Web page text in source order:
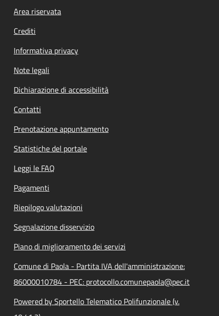
Footer menu
Area riservata
Crediti
Informativa privacy
Note legali
Dichiarazione di accessibilità
Contatti
Prenotazione appuntamento
Statistiche del portale
Leggi le FAQ
Pagamenti
Riepilogo valutazioni
Segnalazione disservizio
Piano di miglioramento dei servizi
Comune di Paola - Partita IVA dell'amministrazione:
86000010784 - PEC: protocollo.comunepaola@pec.it
Powered by Sportello Telematico Polifunzionale (v.